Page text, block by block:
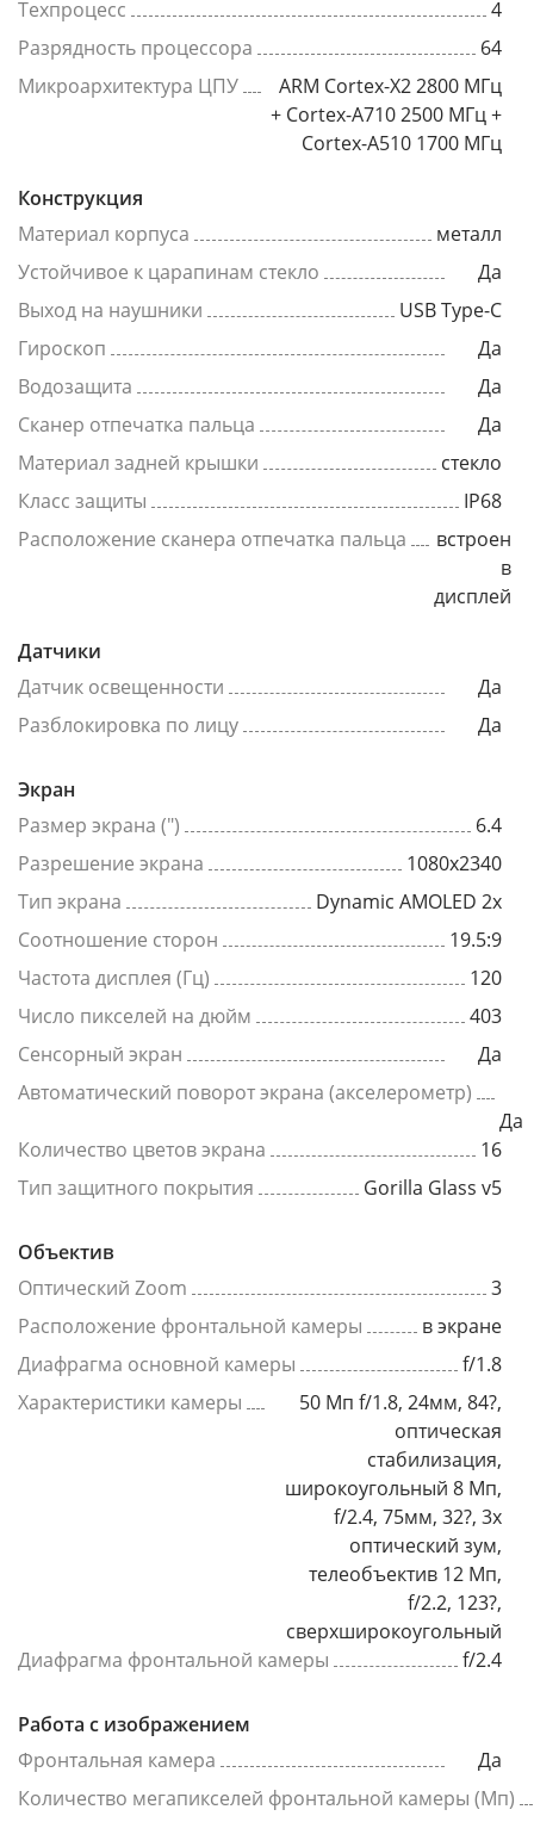
Техпроцесс
4
Разрядность процессора
64
Микроархитектура ЦПУ
ARM Cortex-X2 2800 МГц
+ Cortex-A710 2500 МГц +
Cortex-A510 1700 МГц
Конструкция
Материал корпуса
металл
Устойчивое к царапинам стекло
Да
Выход на наушники
USB Type-C
Гироскоп
Да
Водозащита
Да
Сканер отпечатка пальца
Да
Материал задней крышки
стекло
Класс защиты
IP68
Расположение сканера отпечатка пальца
встроен
в
дисплей
Датчики
Датчик освещенности
Да
Разблокировка по лицу
Да
Экран
Размер экрана (")
6.4
Разрешение экрана
1080x2340
Тип экрана
Dynamic AMOLED 2x
Соотношение сторон
19.5:9
Частота дисплея (Гц)
120
Число пикселей на дюйм
403
Сенсорный экран
Да
Автоматический поворот экрана (акселерометр)
Да
Количество цветов экрана
16
Тип защитного покрытия
Gorilla Glass v5
Объектив
Оптический Zoom
3
Расположение фронтальной камеры
в экране
Диафрагма основной камеры
f/1.8
Характеристики камеры
50 Мп f/1.8, 24мм, 84?,
оптическая
стабилизация,
широкоугольный 8 Мп,
f/2.4, 75мм, 32?, 3x
оптический зум,
телеобъектив 12 Мп,
f/2.2, 123?,
сверхширокоугольный
Диафрагма фронтальной камеры
f/2.4
Работа с изображением
Фронтальная камера
Да
Количество мегапикселей фронтальной камеры (Мп)